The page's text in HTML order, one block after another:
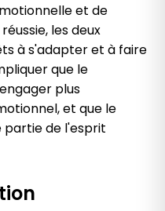
et de
les deux
à s'adapter et à faire
que le
plus
et que le
partie de l'esprit